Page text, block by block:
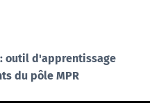
outil d'apprentissage
du pôle MPR